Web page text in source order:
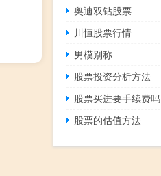
奥迪双钻股票
川恒股票行情
男模别称
股票投资分析方法
股票买进要手续费吗
股票的估值方法